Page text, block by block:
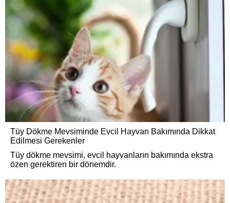
Tüy Dökme Mevsiminde Evcil Hayvan Bakımında Dikkat
Edilmesi Gerekenler
Tüy dökme mevsimi, evcil hayvanların bakımında ekstra
özen gerektiren bir dönemdir.